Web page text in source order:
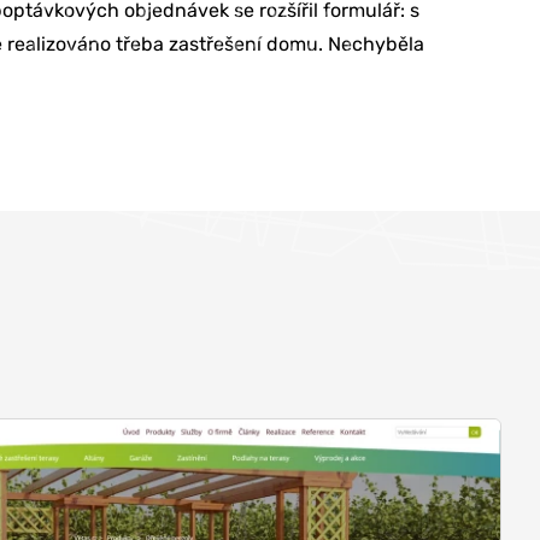
objednávek se rozšířil formulář: s
třeba zastřešení domu. Nechyběla